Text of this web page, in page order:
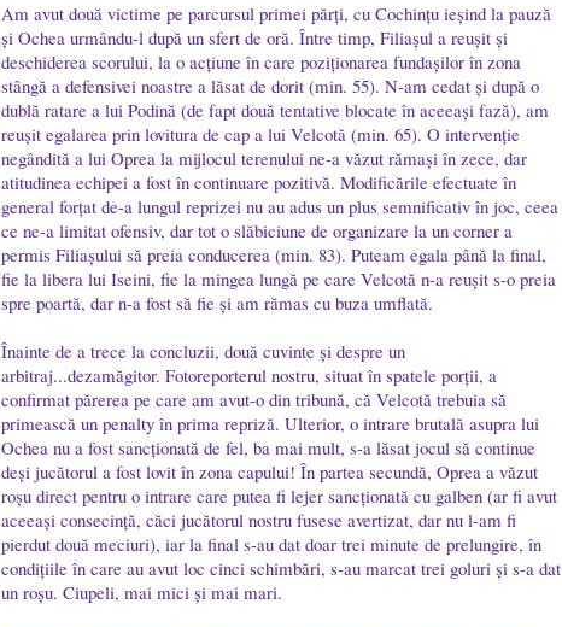
Am avut două victime pe parcursul primei părți, cu Cochințu ieșind la pauză
și Ochea urmându-l după un sfert de oră. Între timp, Filiașul a reușit și
deschiderea scorului, la o acțiune în care poziționarea fundașilor în zona
stângă a defensivei noastre a lăsat de dorit (min. 55). N-am cedat și după o
dublă ratare a lui Podină (de fapt două tentative blocate în aceeași fază), am
reușit egalarea prin lovitura de cap a lui Velcotă (min. 65). O intervenție
negândită a lui Oprea la mijlocul terenului ne-a văzut rămași în zece, dar
atitudinea echipei a fost în continuare pozitivă. Modificările efectuate în
general forțat de-a lungul reprizei nu au adus un plus semnificativ în joc, ceea
ce ne-a limitat ofensiv, dar tot o slăbiciune de organizare la un corner a
permis Filiașului să preia conducerea (min. 83). Puteam egala până la final,
fie la libera lui Iseini, fie la mingea lungă pe care Velcotă n-a reușit s-o preia
spre poartă, dar n-a fost să fie și am rămas cu buza umflată.
Înainte de a trece la concluzii, două cuvinte și despre un
arbitraj...dezamăgitor. Fotoreporterul nostru, situat în spatele porții, a
confirmat părerea pe care am avut-o din tribună, că Velcotă trebuia să
primească un penalty în prima repriză. Ulterior, o intrare brutală asupra lui
Ochea nu a fost sancționată de fel, ba mai mult, s-a lăsat jocul să continue
deși jucătorul a fost lovit în zona capului! În partea secundă, Oprea a văzut
roșu direct pentru o intrare care putea fi lejer sancționată cu galben (ar fi avut
aceeași consecință, căci jucătorul nostru fusese avertizat, dar nu l-am fi
pierdut două meciuri), iar la final s-au dat doar trei minute de prelungire, în
condițiile în care au avut loc cinci schimbări, s-au marcat trei goluri și s-a dat
un roșu. Ciupeli, mai mici și mai mari.